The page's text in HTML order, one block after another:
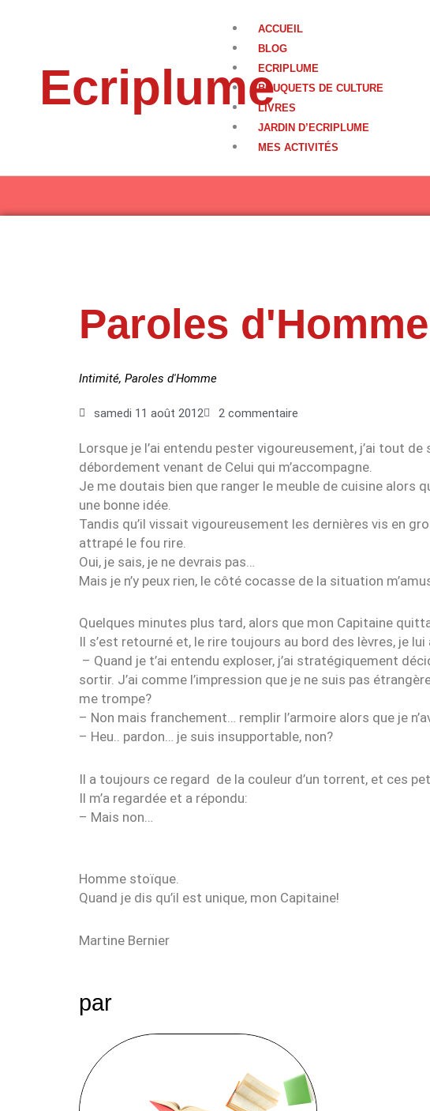
Ecriplume
ACCUEIL
BLOG
ECRIPLUME
BOUQUETS DE CULTURE
LIVRES
JARDIN D’ECRIPLUME
MES ACTIVITÉS
Paroles
Intimité, Paroles d'Homme
samedi 11 août 2012 2 commentaire
Lorsque je l’ai entendu pester vigoureusement, j’ai tout
débordement venant de Celui qui m’accompagne.
Je me doutais bien que ranger le meuble de cuisine alors
une bonne idée.
Tandis qu’il vissait vigoureusement les dernières vis en
attrapé le fou rire.
Oui, je sais, je ne devrais pas…
Mais je n’y peux rien, le côté cocasse de la situation
Quelques minutes plus tard, alors que mon Capitaine
Il s’est retourné et, le rire toujours au bord des lèvres, je lui
– Quand je t’ai entendu exploser, j’ai stratégiquement
sortir. J’ai comme l’impression que je ne suis pas
me trompe?
– Non mais franchement… remplir l’armoire alors que je
– Heu.. pardon… je suis insupportable, non?
Il a toujours ce regard de la couleur d’un torrent, et ces
Il m’a regardée et a répondu:
– Mais non…
Homme stoïque.
Quand je dis qu’il est unique, mon Capitaine!
Martine Bernier
par